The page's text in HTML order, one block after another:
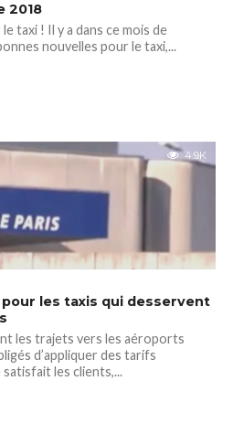
2018
taxi ! Il y a dans ce mois de
nouvelles pour le taxi,...
4.9K
les taxis qui desservent
les trajets vers les aéroports
d’appliquer des tarifs
les clients,...